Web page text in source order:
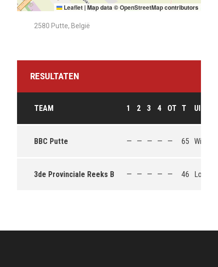
Leaflet |Map data ©OpenStreetMapcontributors
2580 Putte, België
RESULTATEN
TEAM 1 2 3 4 OT T
BBC Putte — — — — — 65 Win
3de Provinciale Reeks B — — — — — 46 Loss